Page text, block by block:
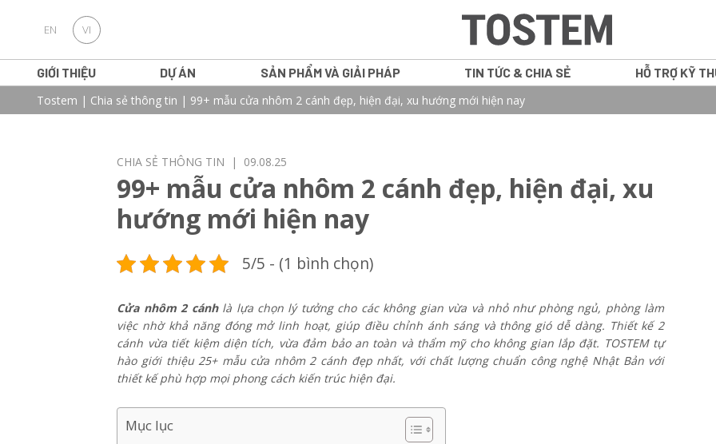
EN VI
GIỚI THIỆU DỰ ÁN SẢN PHẨM VÀ GIẢI PHÁP
ATIS
IN16
CỬA ĐI NHÔM
TIN TỨC & CHIA SẺ HỖ TRỢ KỸ
Tostem | Chia sẻ thông tin | 99+ mẫu cửa nhôm 2 cánh đẹp, hiện đại, xu hướng mới hiện nay
CHIA SẺ THÔNG TIN | 09.08.25
99+ mẫu cửa nhôm 2 cánh đẹp, hiện đại, xu
hướng mới hiện nay
5/5 - (1 bình chọn)
Cửa nhôm 2 cánhlà lựa chọn lý tưởng cho các không gian vừa và nhỏ như phòng ngủ, phòng làm
việc nhờ khả năng đóng mở linh hoạt, giúp điều chỉnh ánh sáng và thông gió dễ dàng. Thiết kế 2
cánh vừa tiết kiệm diện tích, vừa đảm bảo an toàn và thẩm mỹ cho không gian lắp đặt. TOSTEM tự
hào giới thiệu 25+ mẫu cửa nhôm 2 cánh đẹp nhất, với chất lượng chuẩn công nghệ Nhật Bản với
thiết kế phù hợp mọi phong cách kiến trúc hiện đại.
Mục lục